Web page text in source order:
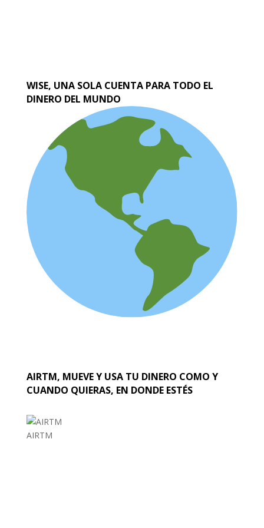
WISE, UNA SOLA CUENTA PARA TODO EL
DINERO DEL MUNDO
AIRTM, MUEVE Y USA TU DINERO COMO Y
CUANDO QUIERAS, EN DONDE ESTÉS
AIRTM